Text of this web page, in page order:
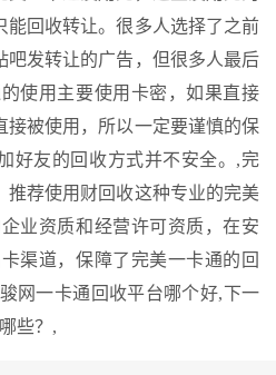
能回收转让。很多人选择了之前
吧发转让的广告，但很多人最后
使用主要使用卡密，如果直接
接被使用，所以一定要谨慎的保
好友的回收方式并不安全。,完
推荐使用财回收这种专业的完美
业资质和经营许可资质，在安
渠道，保障了完美一卡通的回
骏网一卡通回收平台哪个好,下一
些？,